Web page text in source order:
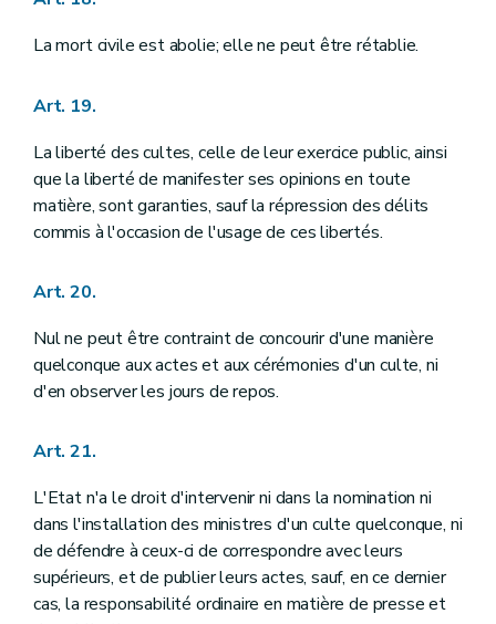
Art. 196
Titre IX
Annexe
Annexe
La mort civile est abolie; elle ne peut être rétablie.
Art. 19.
La liberté des cultes, celle de leur exercice public, ainsi
que la liberté de manifester ses opinions en toute
matière, sont garanties, sauf la répression des délits
commis à l'occasion de l'usage de ces libertés.
Art. 20.
Nul ne peut être contraint de concourir d'une manière
quelconque aux actes et aux cérémonies d'un culte, ni
d'en observer les jours de repos.
Art. 21.
L'Etat n'a le droit d'intervenir ni dans la nomination ni
dans l'installation des ministres d'un culte quelconque, ni
de défendre à ceux-ci de correspondre avec leurs
supérieurs, et de publier leurs actes, sauf, en ce dernier
cas, la responsabilité ordinaire en matière de presse et